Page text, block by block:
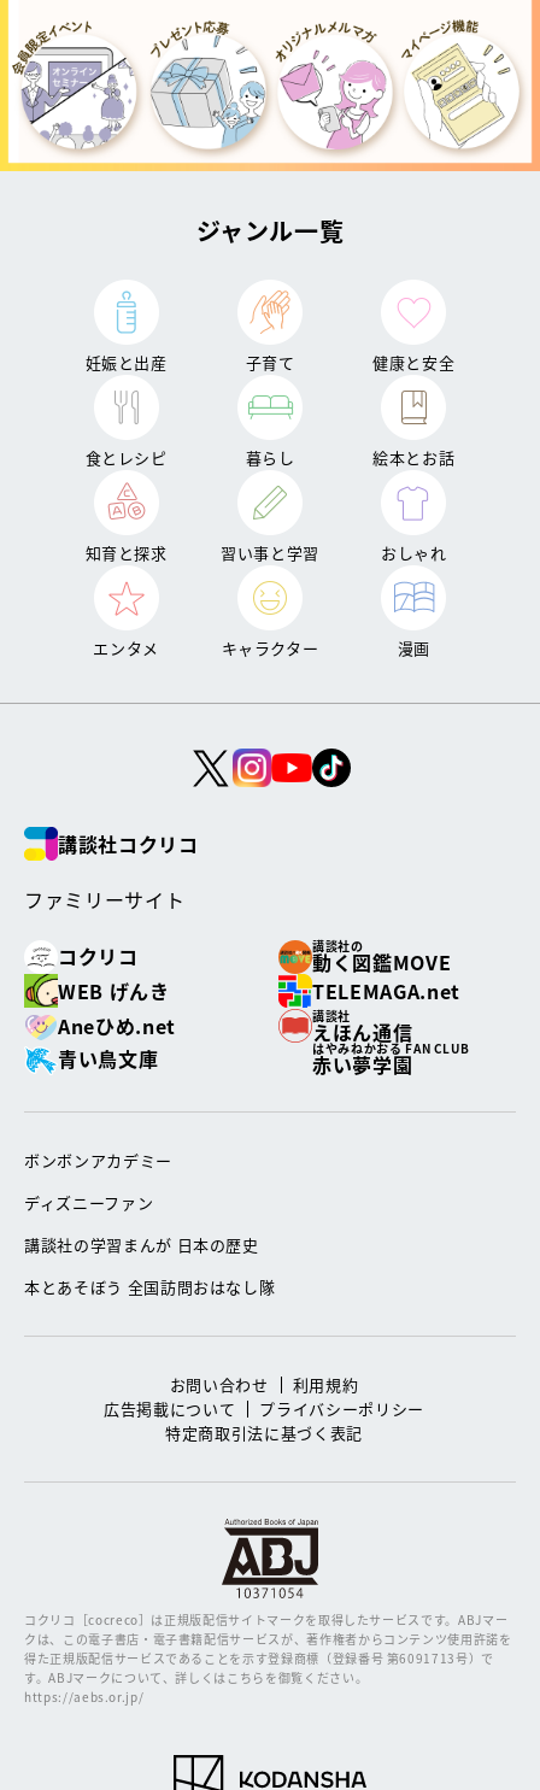
ジャンル一覧
妊娠と出産 子育て 健康と安全
食とレシピ 暮らし 絵本とお話
知育と探求 習い事と学習 おしゃれ
エンタメ キャラクター 漫画
講談社コクリコ
ファミリーサイト
コクリコ
講談社の
動く図鑑MOVE
WEB げんき
TELEMAGA.net
Aneひめ.net
講談社
えほん通信
青い鳥文庫
はやみねかおる FAN CLUB
赤い夢学園
ボンボンアカデミー
ディズニーファン
講談社の学習まんが 日本の歴史
本とあそぼう 全国訪問おはなし隊
お問い合わせ
利用規約
広告掲載について
プライバシーポリシー
特定商取引法に基づく表記
コクリコ［cocreco］は正規版配信サイトマークを取得したサービスです。ABJマー
クは、この電子書店・電子書籍配信サービスが、著作権者からコンテンツ使用許諾を
得た正規版配信サービスであることを示す登録商標（登録番号 第6091713号）で
す。ABJマークについて、詳しくはこちらを御覧ください。
https://aebs.or.jp/